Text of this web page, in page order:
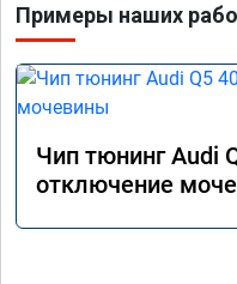
Примеры наших
Чип тюнинг Audi
отключение